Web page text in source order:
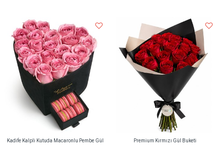
Kadife Kalpli Kutuda Macaronlu Pembe Gül Premium Kırmızı Gül Buketi